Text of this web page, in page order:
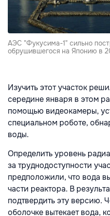
АЭС "Фукусима-1" сильно
обрушившегося на Японию в
Изучить этот участок
середине января в этом
помощью видеокамеры,
специальном роботе,
воды.
Определить уровень
за труднодоступности
предположили, что вода
части реактора. В
подтвердить эту версию.
оболочке вытекает вода,